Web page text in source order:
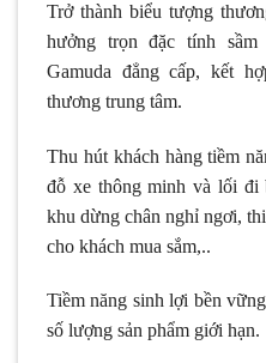
Trở thành biểu tượng
hưởng trọn đặc tính
Gamuda đẳng cấp, kết
thương trung tâm.
Thu hút khách hàng tiềm
đỗ xe thông minh và lối đi
khu dừng chân nghỉ ngơi,
cho khách mua sắm,..
Tiềm năng sinh lợi bền
số lượng sản phẩm giới hạn.